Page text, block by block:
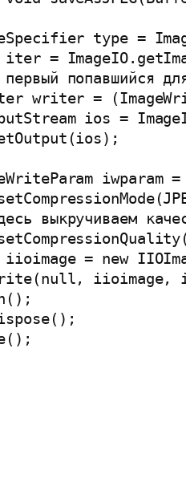
type =
=
попавшийся
writer =
ios =
iwparam
выкручиваем
= new
iioimage,